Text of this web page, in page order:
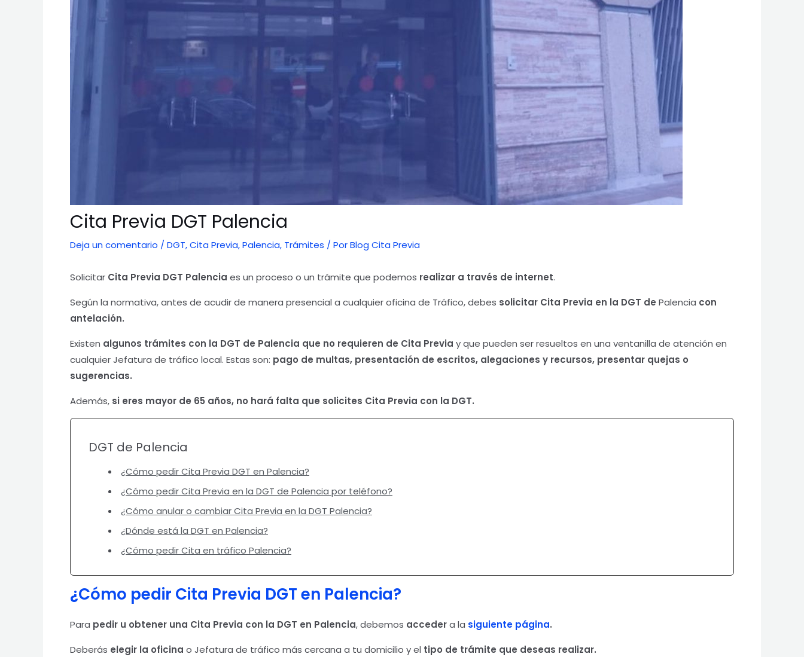
Cita Previa DGT Palencia
Deja un comentario / DGT,Cita Previa,Palencia, Trámites / PorBlog Cita Previa
Solicitar Cita Previa DGT Palencia es un proceso o un trámite que podemos realizar a través de internet.
Según la normativa, antes de acudir de manera presencial a cualquier oficina de Tráfico, debes solicitar Cita Previa en la DGT de Palencia con
antelación.
Existen algunos trámites con la DGT de Palencia que no requieren de Cita Previa y que pueden ser resueltos en una ventanilla de atención en
cualquier Jefatura de tráfico local. Estas son: pago de multas, presentación de escritos, alegaciones y recursos, presentar quejas o
sugerencias.
Además, si eres mayor de 65 años, no hará falta que solicites Cita Previa con la DGT.
DGT de Palencia
¿Cómo pedir Cita Previa DGT en Palencia?
¿Cómo pedir Cita Previa en la DGT de Palencia por teléfono?
¿Cómo anular o cambiar Cita Previa en la DGT Palencia?
¿Dónde está la DGT en Palencia?
¿Cómo pedir Cita en tráfico Palencia?
¿Cómo pedir Cita Previa DGT en Palencia?
Para pedir u obtener una Cita Previa con la DGT en Palencia, debemos accedera la siguiente página.
Deberás elegir la oficina o Jefatura de tráfico más cercana a tu domicilio y el tipo de trámite que deseas realizar.